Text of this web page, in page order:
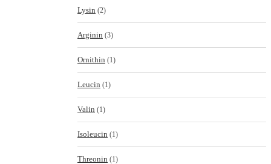
Lysin (2)
Arginin (3)
Ornithin (1)
Leucin (1)
Valin (1)
Isoleucin (1)
Threonin (1)